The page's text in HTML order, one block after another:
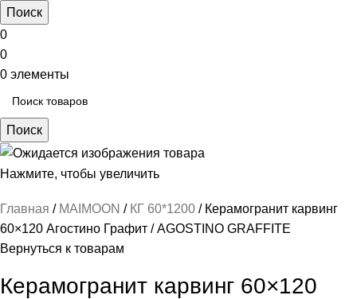
Поиск
0
0
0 элементы
Поиск
Нажмите, чтобы увеличить
Главная MAIMOON КГ 60*1200
Керамогранит карвинг
60×120 Агостино Графит / AGOSTINO GRAFFITE
Вернуться к товарам
Керамогранит карвинг 60×120